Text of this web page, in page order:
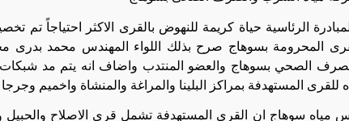
المحرومة بسوهاج صرح بذلك اللواء المهندس محمد
الصحي بسوهاج والعضو المنتدب واضاف انه يتم مد شبكات
المستهدفة بمراكز البلينا والمراغة والمنشاة واخميم
مياه سوهاج ان القرى المستهدفة تشمل قرى الاصلاح والحبيل